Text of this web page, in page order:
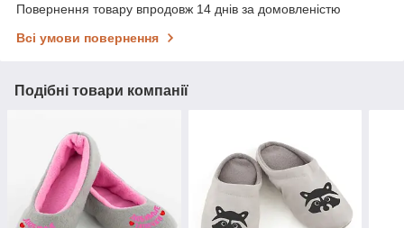
Повернення товару впродовж 14 днів за домовленістю
Всі умови повернення
Подібні товари компанії